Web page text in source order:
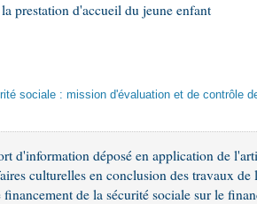
prestation d'accueil du jeune enfant
sociale : mission d'évaluation et de contrôle
d'information déposé en application de
culturelles en conclusion des travaux
de la sécurité sociale sur le